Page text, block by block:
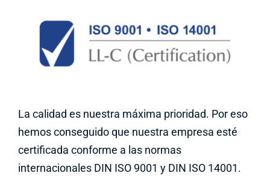
La calidad es nuestra máxima prioridad. Por eso
hemos conseguido que nuestra empresa esté
certificada conforme a las normas
internacionales DIN ISO 9001 y DIN ISO 14001.